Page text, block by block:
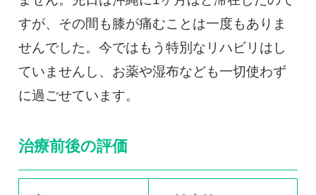
すが、その間も膝が痛むことは一度もありま
せんでした。今ではもう特別なリハビリはし
ていませんし、お薬や湿布なども一切使わず
に過ごせています。
治療前後の評価